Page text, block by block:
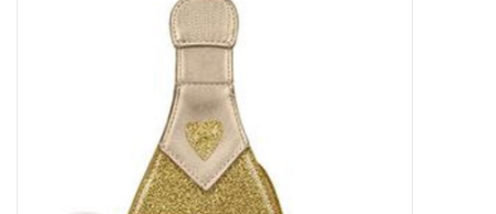
Giftware & Lifestyle &